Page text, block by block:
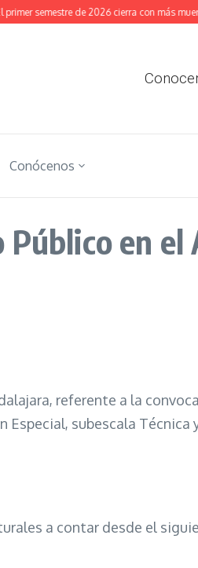
semestre de 2026 cierra con más
Conócenos
Público en
referente a la
subescala
a contar desde el